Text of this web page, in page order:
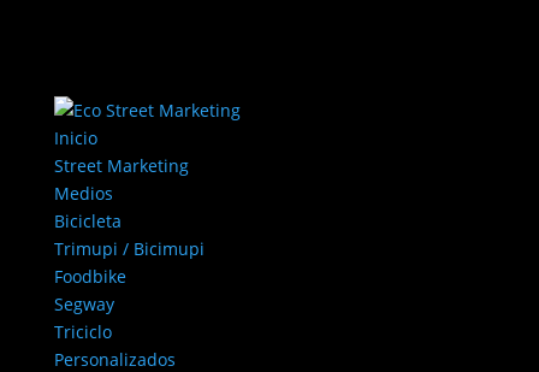
Inicio
Street Marketing
Medios
Bicicleta
Trimupi / Bicimupi
Foodbike
Segway
Triciclo
Personalizados